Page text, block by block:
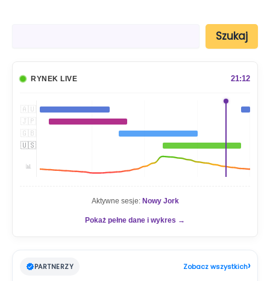
Szukaj
RYNEK LIVE 21:12
🇦🇺
🇯🇵
🇬🇧
🇺🇸
📊
Aktywne sesje: Nowy Jork
Pokaż pełne dane i wykres →
PARTNERZY Zobacz wszystkich›